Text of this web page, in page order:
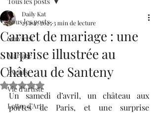
Tous les posts
Services
Mariage
Events
Vie d'artiste
Lettre d’Art
Carnet de mariage : une
surprise illustrée au
Château de Santeny
Daily Kat
23 avr. 20253 min de lecture
Noté NaN étoiles sur 5.
Un samedi d’avril, un château aux
portes de Paris, et une surprise